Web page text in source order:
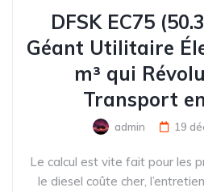
DFSK EC75
Géant Utilitaire
m³ qui
Transport
admin 19
Le calcul est vite fait pour les
le diesel coûte cher,